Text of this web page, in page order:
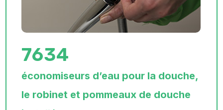
7634
économiseurs d’eau pour la douche,
le robinet et pommeaux de douche